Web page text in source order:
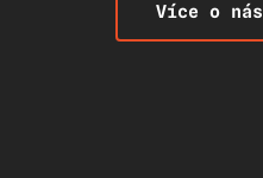
Více o nás